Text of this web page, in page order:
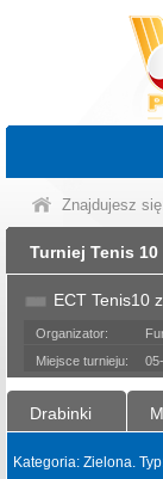
Znajdujesz
Turniej Tenis 10
ECT Tenis10
Organizator:
Miejsce turnieju:
Drabinki
Kategoria: Zielona.